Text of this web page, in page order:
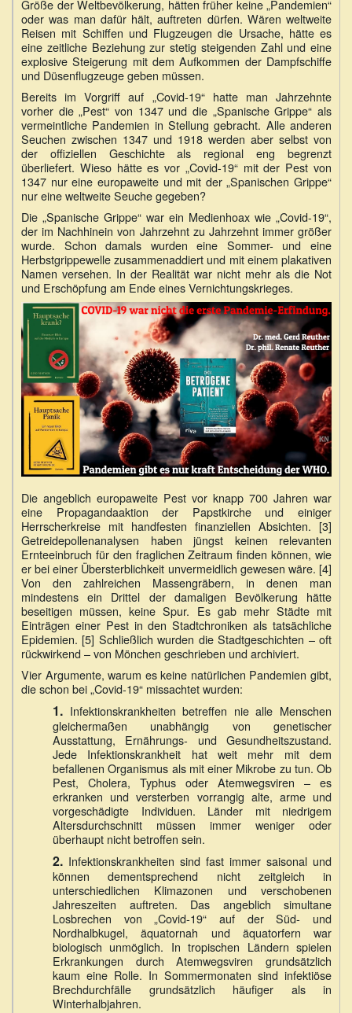
Größe der Weltbevölkerung, hätten früher keine „Pandemien“
oder was man dafür hält, auftreten dürfen. Wären weltweite
Reisen mit Schiffen und Flugzeugen die Ursache, hätte es
eine zeitliche Beziehung zur stetig steigenden Zahl und eine
explosive Steigerung mit dem Aufkommen der Dampfschiffe
und Düsenflugzeuge geben müssen.
Bereits im Vorgriff auf „Covid-19“ hatte man Jahrzehnte
vorher die „Pest“ von 1347 und die „Spanische Grippe“ als
vermeintliche Pandemien in Stellung gebracht. Alle anderen
Seuchen zwischen 1347 und 1918 werden aber selbst von
der offiziellen Geschichte als regional eng begrenzt
überliefert. Wieso hätte es vor „Covid-19“ mit der Pest von
1347 nur eine europaweite und mit der „Spanischen Grippe“
nur eine weltweite Seuche gegeben?
Die „Spanische Grippe“ war ein Medienhoax wie „Covid-19“,
der im Nachhinein von Jahrzehnt zu Jahrzehnt immer größer
wurde. Schon damals wurden eine Sommer- und eine
Herbstgrippewelle zusammenaddiert und mit einem plakativen
Namen versehen. In der Realität war nicht mehr als die Not
und Erschöpfung am Ende eines Vernichtungskrieges.
Die angeblich europaweite Pest vor knapp 700 Jahren war
eine Propagandaaktion der Papstkirche und einiger
Herrscherkreise mit handfesten finanziellen Absichten. [3]
Getreidepollenanalysen haben jüngst keinen relevanten
Ernteeinbruch für den fraglichen Zeitraum finden können, wie
er bei einer Übersterblichkeit unvermeidlich gewesen wäre. [4]
Von den zahlreichen Massengräbern, in denen man
mindestens ein Drittel der damaligen Bevölkerung hätte
beseitigen müssen, keine Spur. Es gab mehr Städte mit
Einträgen einer Pest in den Stadtchroniken als tatsächliche
Epidemien. [5] Schließlich wurden die Stadtgeschichten – oft
rückwirkend – von Mönchen geschrieben und archiviert.
Vier Argumente, warum es keine natürlichen Pandemien gibt,
die schon bei „Covid-19“ missachtet wurden:
1. Infektionskrankheiten betreffen nie alle Menschen
gleichermaßen unabhängig von genetischer
Ausstattung, Ernährungs- und Gesundheitszustand.
Jede Infektionskrankheit hat weit mehr mit dem
befallenen Organismus als mit einer Mikrobe zu tun. Ob
Pest, Cholera, Typhus oder Atemwegsviren – es
erkranken und versterben vorrangig alte, arme und
vorgeschädigte Individuen. Länder mit niedrigem
Altersdurchschnitt müssen immer weniger oder
überhaupt nicht betroffen sein.
2. Infektionskrankheiten sind fast immer saisonal und
können dementsprechend nicht zeitgleich in
unterschiedlichen Klimazonen und verschobenen
Jahreszeiten auftreten. Das angeblich simultane
Losbrechen von „Covid-19“ auf der Süd- und
Nordhalbkugel, äquatornah und äquatorfern war
biologisch unmöglich. In tropischen Ländern spielen
Erkrankungen durch Atemwegsviren grundsätzlich
kaum eine Rolle. In Sommermonaten sind infektiöse
Brechdurchfälle grundsätzlich häufiger als in
Winterhalbjahren.